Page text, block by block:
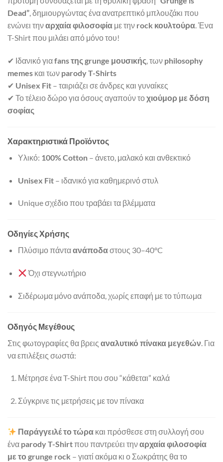
Dead”, δημιουργώντας ένα ανατρεπτικό μπλουζάκι που
ενώνει τηναρχαία φιλοσοφία με την rock κουλτούρα. Ένα
T-Shirt που μιλάει από μόνο του!
✔ Ιδανικό γιαfans της grunge μουσικής, των philosophy
memes και των parody T-Shirts
✔ Unisex Fit – ταιριάζει σε άνδρες και γυναίκες
✔ Το τέλειο δώρο για όσους αγαπούν τοχιούμορ με δόση
σοφίας
Χαρακτηριστικά Προϊόντος
Υλικό: 100% Cotton– άνετο, μαλακό και ανθεκτικό
Unisex Fit– ιδανικό για καθημερινό στυλ
Unique σχέδιο που τραβάει τα βλέμματα
Οδηγίες Χρήσης
Πλύσιμο πάνταανάποδαστους 30–40°C
Όχι στεγνωτήριο
Σιδέρωμα μόνο ανάποδα, χωρίς επαφή με το τύπωμα
Οδηγός Μεγέθους
Στις φωτογραφίες θα βρεις αναλυτικό πίνακα μεγεθών . Για
να επιλέξεις σωστά:
Μέτρησε ένα T-Shirt που σου “κάθεται” καλά
Σύγκρινε τις μετρήσεις με τον πίνακα
Παράγγειλέ το τώρα και πρόσθεσε στη συλλογή σου
ένα parody T-Shirtπου παντρεύει τηναρχαία φιλοσοφία
με το grunge rock – γιατί ακόμα κι ο Σωκράτης θα το